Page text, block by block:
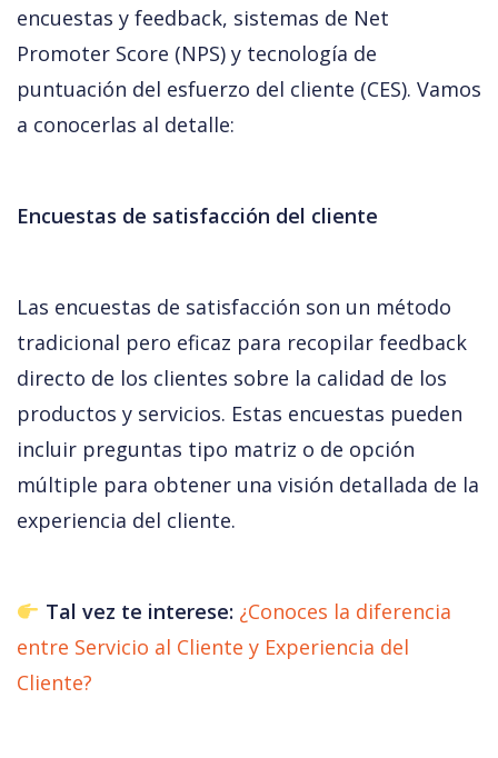
encuestas y feedback, sistemas de Net
Promoter Score (NPS) y tecnología de
puntuación del esfuerzo del cliente (CES). Vamos
a conocerlas al detalle:
Encuestas de satisfacción del cliente
Las encuestas de satisfacción son un método
tradicional pero eficaz para recopilar feedback
directo de los clientes sobre la calidad de los
productos y servicios. Estas encuestas pueden
incluir preguntas tipo matriz o de opción
múltiple para obtener una visión detallada de la
experiencia del cliente.
Tal vez te interese: ¿Conoces la diferencia
entre Servicio al Cliente y Experiencia del
Cliente?